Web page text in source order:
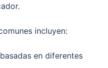
incluyen:
en diferentes